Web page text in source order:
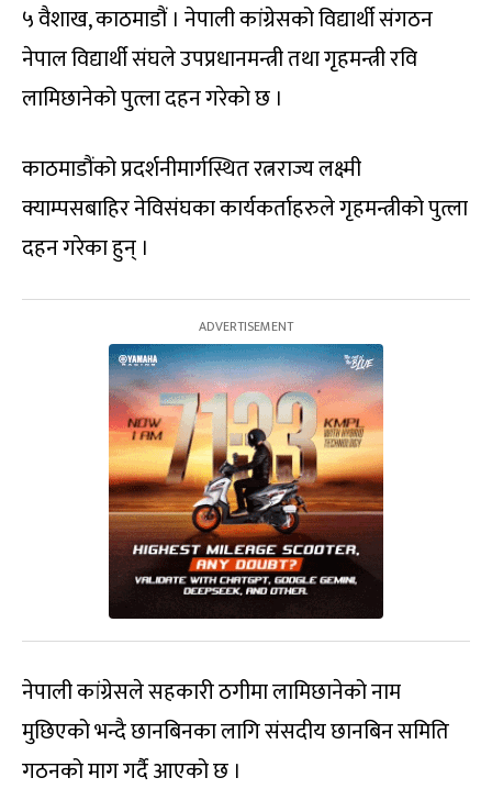
५ वैशाख, काठमाडौं । नेपाली कांग्रेसको विद्यार्थी संगठन
नेपाल विद्यार्थी संघले उपप्रधानमन्त्री तथा गृहमन्त्री रवि
लामिछानेको पुत्ला दहन गरेको छ ।
काठमाडौंको प्रदर्शनीमार्गस्थित रत्नराज्य लक्ष्मी
क्याम्पसबाहिर नेविसंघका कार्यकर्ताहरुले गृहमन्त्रीको पुत्ला
दहन गरेका हुन् ।
नेपाली कांग्रेसले सहकारी ठगीमा लामिछानेको नाम
मुछिएको भन्दै छानबिनका लागि संसदीय छानबिन समिति
गठनको माग गर्दै आएको छ ।